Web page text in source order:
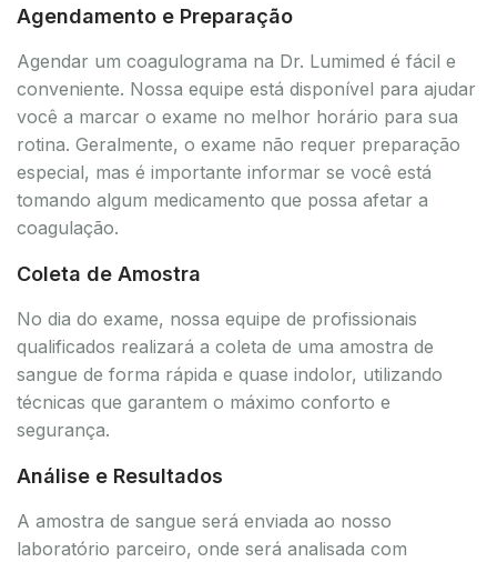
Agendamento e Preparação
Agendar um coagulograma na Dr. Lumimed é fácil e
conveniente. Nossa equipe está disponível para ajudar
você a marcar o exame no melhor horário para sua
rotina. Geralmente, o exame não requer preparação
especial, mas é importante informar se você está
tomando algum medicamento que possa afetar a
coagulação.
Coleta de Amostra
No dia do exame, nossa equipe de profissionais
qualificados realizará a coleta de uma amostra de
sangue de forma rápida e quase indolor, utilizando
técnicas que garantem o máximo conforto e
segurança.
Análise e Resultados
A amostra de sangue será enviada ao nosso
laboratório parceiro, onde será analisada com